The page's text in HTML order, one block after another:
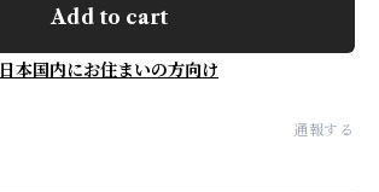
Add to cart
日本国内にお住まいの方向け
通報する